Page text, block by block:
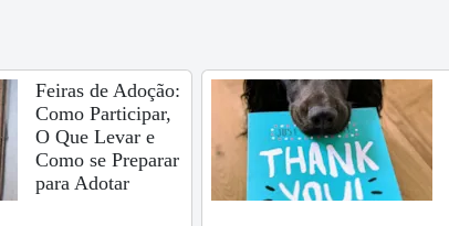
Feiras de Adoção:
Como Participar,
O Que Levar e
Como se Preparar
para Adotar